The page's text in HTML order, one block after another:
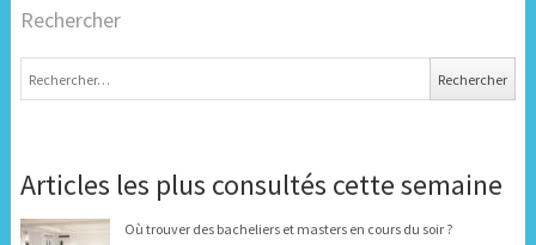
Rechercher
Articles les plus consultés cette semaine
Où trouver des bacheliers et masters en cours du soir ?